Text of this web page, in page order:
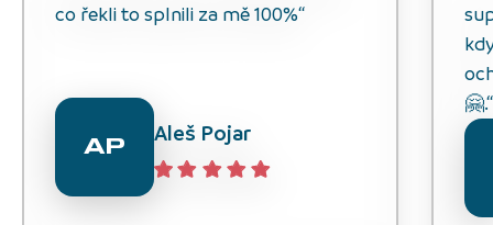
co řekli to splnili za mě 100%“
AP Aleš Pojar